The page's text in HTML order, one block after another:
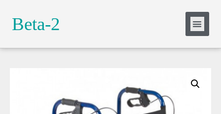
Beta-2
adipiscing elit. Ut elit tellus, luctus nec
Click Here